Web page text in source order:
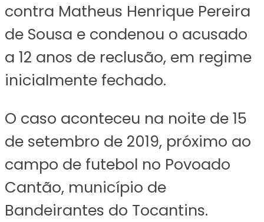
contra Matheus Henrique Pereira
de Sousa e condenou o acusado
a 12 anos de reclusão, em regime
inicialmente fechado.
O caso aconteceu na noite de 15
de setembro de 2019, próximo ao
campo de futebol no Povoado
Cantão, município de
Bandeirantes do Tocantins.